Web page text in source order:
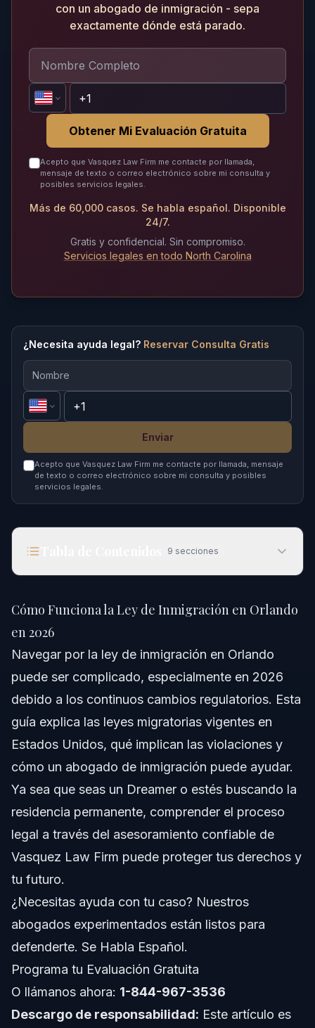
con un abogado de inmigración - sepa
exactamente dónde está parado.
Obtener Mi Evaluación Gratuita
Acepto que Vasquez Law Firm me contacte por llamada,
mensaje de texto o correo electrónico sobre mi consulta y
posibles servicios legales.
Más de 60,000 casos. Se habla español. Disponible
24/7.
Gratis y confidencial. Sin compromiso.
Servicios legales en todo North Carolina
¿Necesita ayuda legal? Reservar Consulta Gratis
Enviar
Acepto que Vasquez Law Firm me contacte por llamada, mensaje
de texto o correo electrónico sobre mi consulta y posibles
servicios legales.
9 secciones
Respuesta Rápida
Entendiendo la Ley de Inmigración en Orlando
Leyes y Políticas Importantes
Proceso Paso a Paso para Casos de Inmigración
Importancia de Presentar Documentos a Tiempo
Errores Comunes que Debes Evitar en Casos
Migratorios
Lista para Evitar Errores
Cómo Funciona la Ley de Inmigración en Orlando
en 2026
Navegar por la ley de inmigración en Orlando
puede ser complicado, especialmente en 2026
debido a los continuos cambios regulatorios. Esta
guía explica las leyes migratorias vigentes en
Estados Unidos, qué implican las violaciones y
cómo un abogado de inmigración puede ayudar.
Ya sea que seas un Dreamer o estés buscando la
residencia permanente, comprender el proceso
legal a través del asesoramiento confiable de
Vasquez Law Firm puede proteger tus derechos y
tu futuro.
¿Necesitas ayuda con tu caso? Nuestros
abogados experimentados están listos para
defenderte. Se Habla Español.
Programa tu Evaluación Gratuita
O llámanos ahora: 1-844-967-3536
Descargo de responsabilidad: Este artículo es